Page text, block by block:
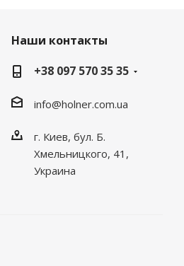
Наши контакты
+38 097 570 35 35
info@holner.com.ua
г. Киев, бул. Б.
Хмельницкого, 41,
Украина